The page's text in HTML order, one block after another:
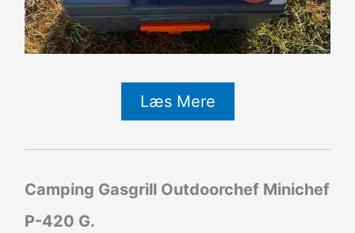
Læs Mere
Camping Gasgrill Outdoorchef Minichef
P-420 G.